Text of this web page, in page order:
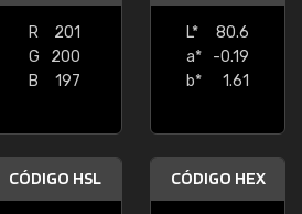
R
201
G
200
B
197
L*
80.6
a*
-0.19
b*
1.61
CÓDIGO HSL CÓDIGO HEX